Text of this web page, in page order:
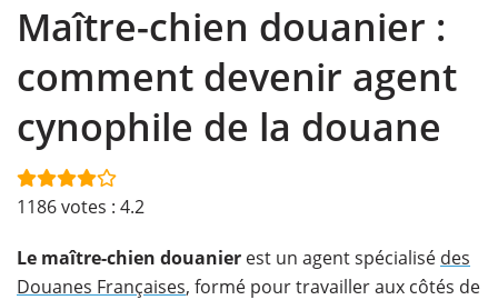
Maître-chien douanier :
comment devenir agent
cynophile de la douane
1186votes : 4.2
Le maître-chien douanier est un agent spécialisé des
Douanes Françaises, formé pour travailler aux côtés de